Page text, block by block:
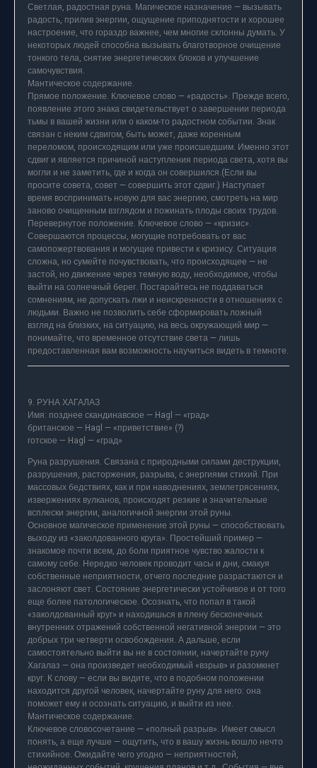
Светлая, радостная руна. Магическое назначение — вызывать
радость, прилив энергии, ощущение приподнятости и хорошее
настроение, что гораздо важнее, чем многие склонны думать. У
некоторых людей способна вызывать благотворное очищение
тонкого тела, снятие энергетических блоков и улучшение
самочувствия.
Мантическое содержание.
Прямое положение. Ключевое слово — «радость». Прежде всего,
появление этого знака свидетельствует о завершении периода
тьмы в вашей жизни или о каком-то радостном событии. Знак
связан с неким сдвигом, быть может, даже коренным
переломом, происходящим или уже происшедшим. Именно этот
сдвиг и является причиной наступления периода света, хотя вы
могли и не заметить, где и когда он совершился.(Если вы
просите совета, совет — совершить этот сдвиг.) Наступает
время воспринимать новую для вас энергию, смотреть на мир
заново очищенным взглядом и пожинать плоды своих трудов.
Перевернутое положение. Ключевое слово — «кризис».
Совершаются процессы, могущие потребовать от вас
самопожертвования и могущие привести к кризису. Ситуация
сложна, но сумейте почувствовать, что происходящее — не
застой, но движение через темную воду, необходимое, чтобы
выйти на солнечный берег. Постарайтесь не поддаваться
сомнениям, не допускать лжи и неискренности в отношениях с
людьми. Важно не позволить себе сформировать ложный
взгляд на близких, на ситуацию, на весь окружающий мир —
понимайте, что временное отсутствие света — лишь
предоставленная вам возможность научиться видеть в темноте.
9. РУНА ХАГАЛАЗ
Имя: позднее скандинавское — Hagl — «град»
британское — Hagl — «приветствие» (?)
готское — Hagl — «град»
Руна разрушения. Связана с природными силами деструкции,
разрушения, расторжения, разрыва, с энергиями стихий. При
массовых бедствиях, как и при наводнениях, землетрясениях,
извержениях вулканов, происходят резкие и значительные
всплески энергии, аналогичной энергии этой руны.
Основное магическое применение этой руны — способствовать
выходу из «заколдованного круга». Простейший пример —
знакомое почти всем, до боли приятное чувство жалости к
самому себе. Нередко человек проводит часы и дни, смакуя
собственные неприятности, отчего последние разрастаются и
заслоняют свет. Состояние энергетически устойчивое и от того
еще более патологическое. Осознать, что попал в такой
«заколдованный круг» и находишься в плену бесконечных
внутренних отражений собственной негативной энергии — это
добрых три четверти освобождения. А дальше, если
самостоятельно выйти вы не в состоянии, начертайте руну
Хагалаз — она произведет необходимый «взрыв» и разомкнет
круг. К слову — если вы видите, что в подобном положении
находится другой человек, начертайте руну для него: она
поможет ему и осознать ситуацию, и выйти из нее.
Мантическое содержание.
Ключевое словосочетание — «полный разрыв». Имеет смысл
понять, а еще лучше — ощутить, что в вашу жизнь вошло нечто
стихийное. Ожидайте чего угодно — неприятностей,